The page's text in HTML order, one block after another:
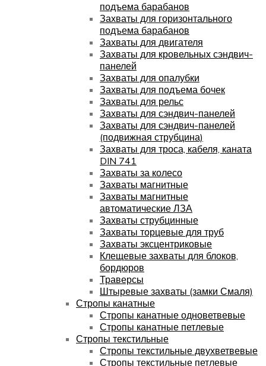
подъема барабанов
Захваты для горизонтального
подъема барабанов
Захваты для двигателя
Захваты для кровельных сэндвич-
панелей
Захваты для опалубки
Захваты для подъема бочек
Захваты для рельс
Захваты для сэндвич-панелей
Захваты для сэндвич-панелей
(подвижная струбцина)
Захваты для троса, кабеля, каната
DIN 741
Захваты за колесо
Захваты магнитные
Захваты магнитные
автоматические ЛЗА
Захваты струбцинные
Захваты торцевые для труб
Захваты эксцентриковые
Клещевые захваты для блоков,
бордюров
Траверсы
Штыревые захваты (замки Смаля)
Стропы канатные
Стропы канатные одноветвевые
Стропы канатные петлевые
Стропы текстильные
Стропы текстильные двухветвевые
Стропы текстильные петлевые